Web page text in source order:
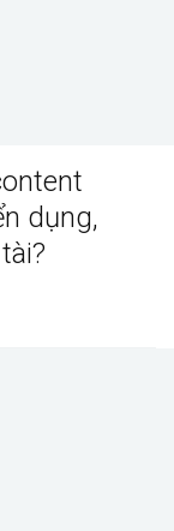
dụng,